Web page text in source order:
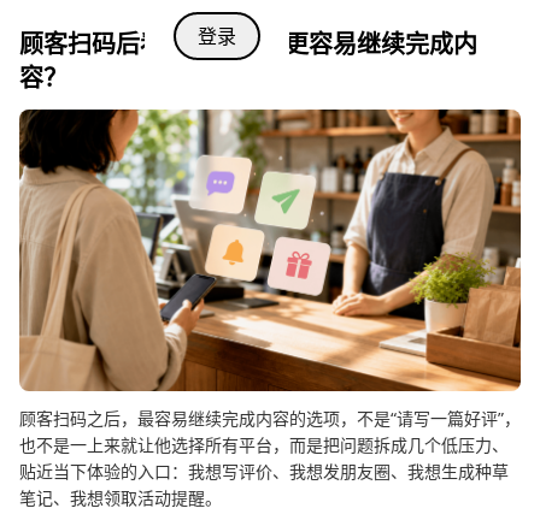
登录
顾客扫码后看到哪些选项更容易继续完成内
容？
顾客扫码之后，最容易继续完成内容的选项，不是“请写一篇好评”，
也不是一上来就让他选择所有平台，而是把问题拆成几个低压力、
贴近当下体验的入口：我想写评价、我想发朋友圈、我想生成种草
笔记、我想领取活动提醒。